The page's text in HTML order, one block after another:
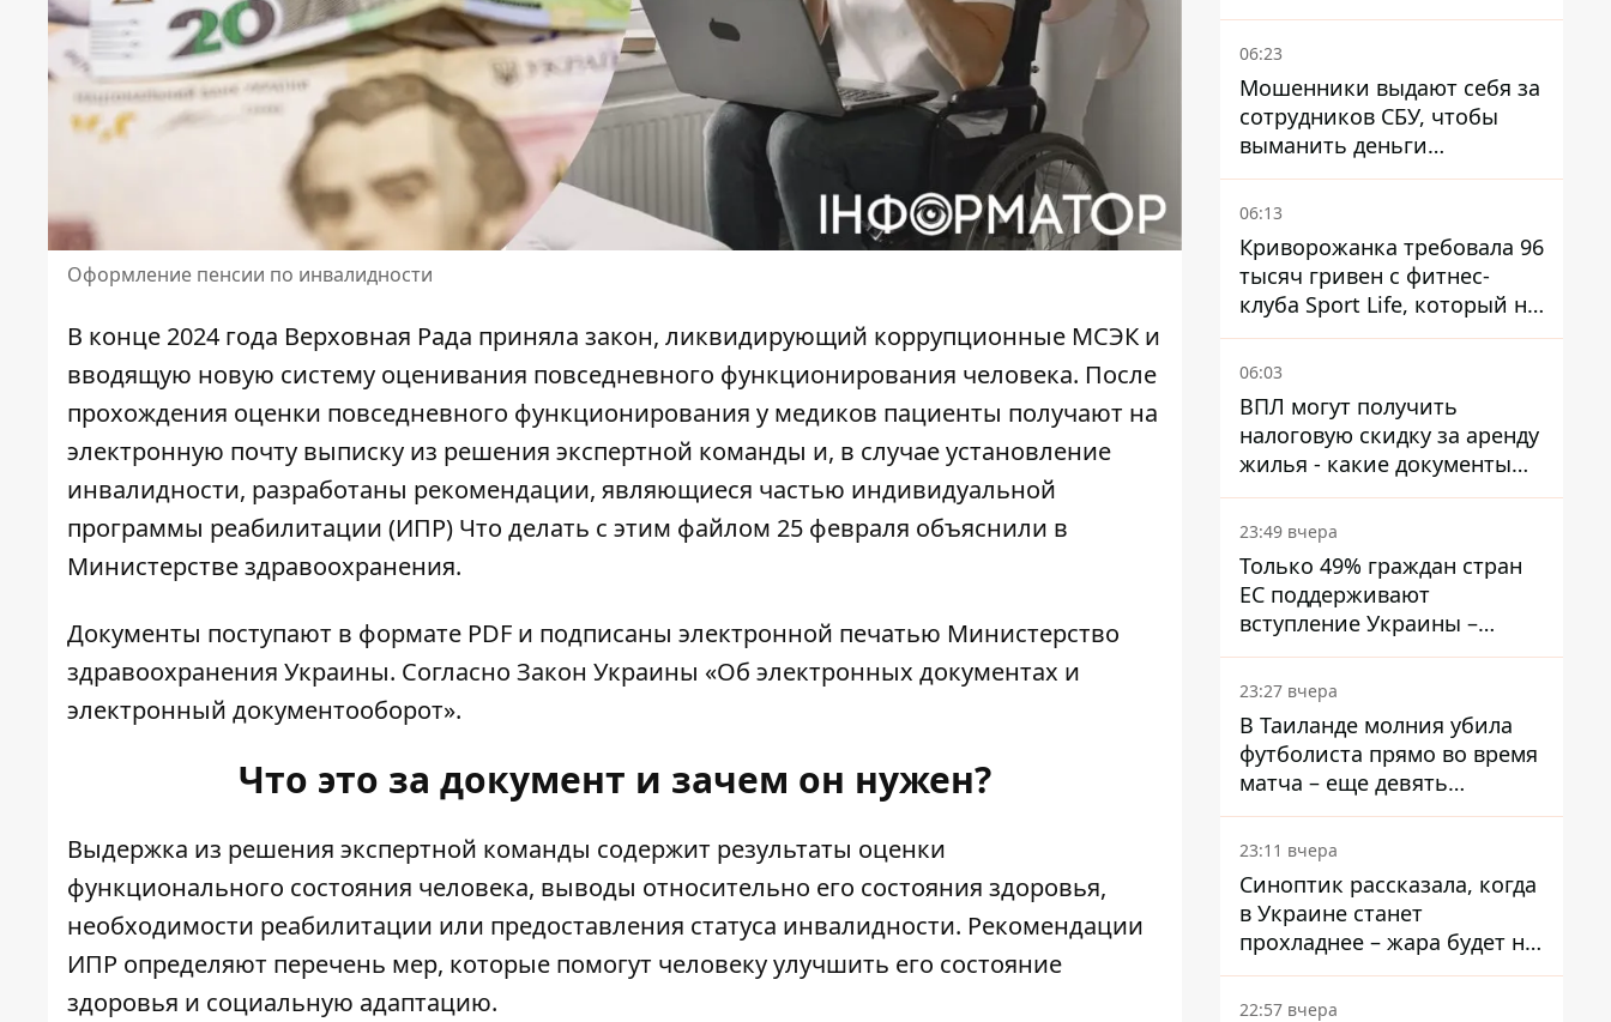
Оформление пенсии по инвалидности
В конце 2024 года Верховная Рада приняла закон, ликвидирующий коррупционные МСЭК и
вводящую новую систему оценивания повседневного функционирования человека. После
прохождения оценки повседневного функционирования у медиков пациенты получают на
электронную почту выписку из решения экспертной команды и, в случаеустановление
инвалидности, разработаны рекомендации, являющиеся частью индивидуальной
программы реабилитации (ИПР) Что делать с этим файлом 25 февраля объяснили в
Министерстве здравоохранения.
Документы поступают в формате PDF и подписаны электронной печатью Министерство
здравоохранения Украины. Согласно Закон Украины «Об электронных документах и
электронный документооборот».
Что это за документ и зачем он нужен?
Выдержка из решения экспертной команды содержит результаты оценки
функционального состояния человека, выводы относительно его состояния здоровья,
необходимости реабилитации или предоставления статуса инвалидности. Рекомендации
ИПР определяют перечень мер, которые помогут человеку улучшить его состояние
здоровья и социальную адаптацию.
МВД
06:23
Мошенники выдают себя за
сотрудников СБУ, чтобы
выманить деньги
украинцев
06:13
Криворожанка требовала 96
тысяч гривен с фитнес-
клуба Sport Life, который не
пускал ее в бассейн без
медицинской справки –
06:03
ВПЛ могут получить
налоговую скидку за аренду
жилья - какие документы
подать
23:49 вчера
Только 49% граждан стран
ЕС поддерживают
вступление Украины –
результаты опроса
23:27 вчера
В Таиланде молния убила
футболиста прямо во время
матча – еще девять
пострадали
23:11 вчера
Синоптик рассказала, когда
в Украине станет
прохладнее – жара будет не
долго
22:57 вчера